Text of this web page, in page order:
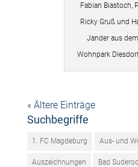
Fabian Biastoch,
Ricky Gruß und
Jander aus
Wohnpark
« Ältere Einträge
Suchbegriffe
1. FC Magdeburg Aus- und
Auszeichnungen Bad